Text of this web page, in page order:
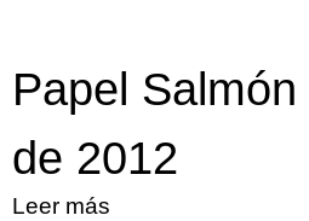
Papel
de 2012
Leer más